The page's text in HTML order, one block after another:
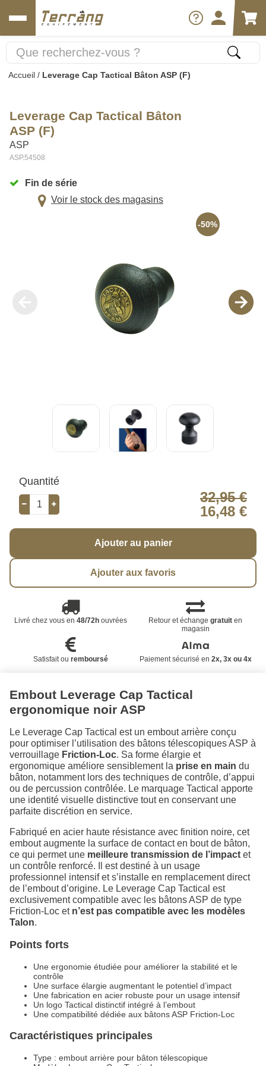
Accueil / Leverage Cap Tactical Bâton ASP (F)
Leverage Cap Tactical Bâton
ASP (F)
ASP
ASP.54508
Fin de série
Voir le stock des magasins
-50%
Quantité
32,95 €
16,48 €
Ajouter au panier
Ajouter aux favoris
Livré chez vous en 48/72houvrées Retour et échangegratuit en
magasin
Satisfait ou remboursé Paiement sécurisé en 2x, 3x ou 4x
Embout Leverage Cap Tactical
ergonomique noir ASP
Le Leverage Cap Tactical est un embout arrière conçu
pour optimiser l’utilisation des bâtons télescopiques ASP à
verrouillage Friction‑Loc. Sa forme élargie et
ergonomique améliore sensiblement la prise en main du
bâton, notamment lors des techniques de contrôle, d’appui
ou de percussion contrôlée. Le marquage Tactical apporte
une identité visuelle distinctive tout en conservant une
parfaite discrétion en service.
Fabriqué en acier haute résistance avec finition noire, cet
embout augmente la surface de contact en bout de bâton,
ce qui permet une meilleure transmission de l’impact et
un contrôle renforcé. Il est destiné à un usage
professionnel intensif et s’installe en remplacement direct
de l’embout d’origine. Le Leverage Cap Tactical est
exclusivement compatible avec les bâtons ASP de type
Friction‑Loc et n’est pas compatible avec les modèles
Talon.
Points forts
Une ergonomie étudiée pour améliorer la stabilité et le
contrôle
Une surface élargie augmentant le potentiel d’impact
Une fabrication en acier robuste pour un usage intensif
Un logo Tactical distinctif intégré à l’embout
Une compatibilité dédiée aux bâtons ASP Friction‑Loc
Caractéristiques principales
Type : embout arrière pour bâton télescopique